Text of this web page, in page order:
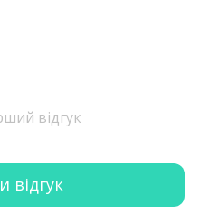
відгук
відгук